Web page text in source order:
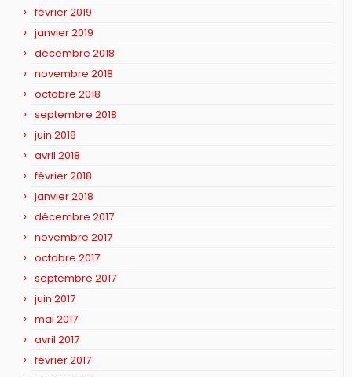
février 2019
janvier 2019
décembre 2018
novembre 2018
octobre 2018
septembre 2018
juin 2018
avril 2018
février 2018
janvier 2018
décembre 2017
novembre 2017
octobre 2017
septembre 2017
juin 2017
mai 2017
avril 2017
février 2017